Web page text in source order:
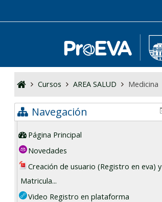
Cursos AREA SALUD Medicina
Navegación
Página Principal
Novedades
Creación de usuario (Registro en eva) y
Matricula...
Video Registro en plataforma